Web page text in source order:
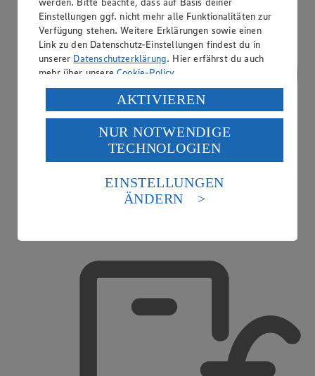
Einstellungen ggf. nicht mehr alle Funktionalitäten zur
Verfügung stehen. Weitere Erklärungen sowie einen
Link zu den Datenschutz-Einstellungen findest du in
unserer Datenschutzerklärung. Hier erfährst du auch
mehr über unsereCookie-Policy.
Verarbeitung deiner personenbezogenen Daten in den
USA durch Facebook und YouTube:
Wenn du auf „Aktivieren“ klickst, willigst du im Sinne
des Art. 49 Abs. 1 Satz 1 lit. a) DSGVO ein, dass deine
Daten in den USA verarbeitet werden. Der EuGH sieht
die USA als Land mit einem nach europäischen
Standards nicht angemessenen Datenschutzniveau an.
Es besteht das Risiko eines Zugriffs durch US-
Informationen zum Herausgeber der Seite findest du
AKTIVIEREN
NUR NOTWENDIGE
TECHNOLOGIEN
EINSTELLUNGEN
ÄNDERN